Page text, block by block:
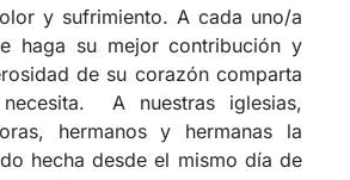
de su corazón comparta
A nuestras iglesias,
hermanos y hermanas la
hecha desde el mismo día de
a los lugares de
generosamente. Hay